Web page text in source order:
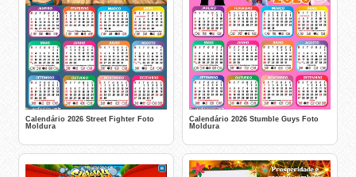
Calendário 2026 Street Fighter Foto
Moldura
Calendário 2026 Stumble Guys Foto
Moldura